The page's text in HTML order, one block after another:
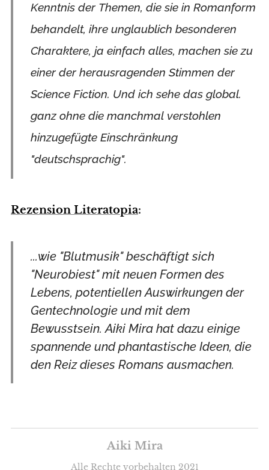
Kenntnis der Themen, die sie in Romanform
behandelt, ihre unglaublich besonderen
Charaktere, ja einfach alles, machen sie zu
einer der herausragenden Stimmen der
Science Fiction. Und ich sehe das global.
ganz ohne die manchmal verstohlen
hinzugefügte Einschränkung
"deutschsprachig".
Rezension Literatopia:
...wie "Blutmusik" beschäftigt sich
"Neurobiest" mit neuen Formen des
Lebens, potentiellen Auswirkungen der
Gentechnologie und mit dem
Bewusstsein. Aiki Mira hat dazu einige
spannende und phantastische Ideen, die
den Reiz dieses Romans ausmachen.
Aiki Mira
Alle Rechte vorbehalten 2021